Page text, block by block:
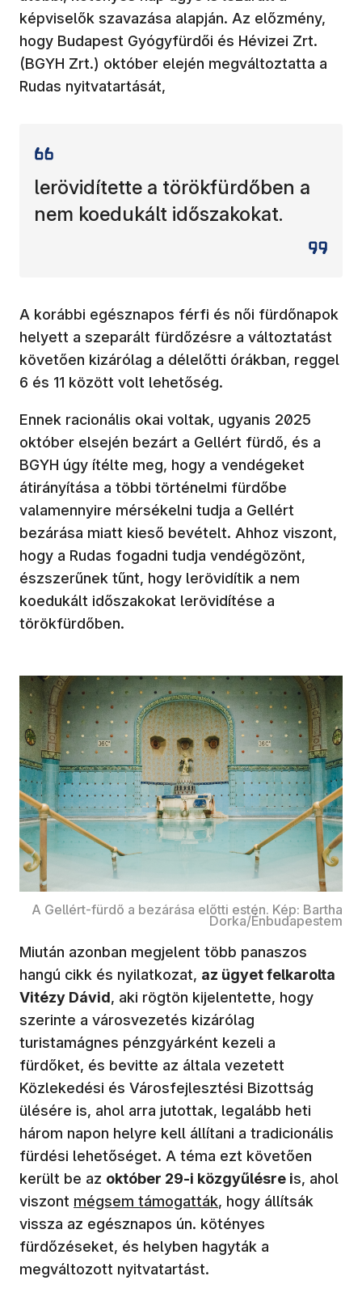
képviselők szavazása alapján. Az előzmény,
hogy Budapest Gyógyfürdői és Hévizei Zrt.
(BGYH Zrt.) október elején megváltoztatta a
Rudas nyitvatartását,
lerövidítette a törökfürdőben a
nem koedukált időszakokat.
A korábbi egésznapos férfi és női fürdőnapok
helyett a szeparált fürdőzésre a változtatást
követően kizárólag a délelőtti órákban, reggel
6 és 11 között volt lehetőség.
Ennek racionális okai voltak, ugyanis 2025
október elsején bezárt a Gellért fürdő, és a
BGYH úgy ítélte meg, hogy a vendégeket
átirányítása a többi történelmi fürdőbe
valamennyire mérsékelni tudja a Gellért
bezárása miatt kieső bevételt. Ahhoz viszont,
hogy a Rudas fogadni tudja vendégözönt,
észszerűnek tűnt, hogy lerövidítik a nem
koedukált időszakokat lerövidítése a
törökfürdőben.
A Gellért-fürdő a bezárása előtti estén. Kép: Bartha
Dorka/Énbudapestem
Miután azonban megjelent több panaszos
hangú cikk és nyilatkozat, az ügyet felkarolta
Vitézy Dávid, aki rögtön kijelentette, hogy
szerinte a városvezetés kizárólag
turistamágnes pénzgyárként kezeli a
fürdőket, és bevitte az általa vezetett
Közlekedési és Városfejlesztési Bizottság
ülésére is, ahol arra jutottak, legalább heti
három napon helyre kell állítani a tradicionális
fürdési lehetőséget. A téma ezt követően
került be az október 29-i közgyűlésre is, ahol
viszont (új ablakban nyílik meg)
mégsem támogatták, hogy állítsák
vissza az egésznapos ún. kötényes
fürdőzéseket, és helyben hagyták a
megváltozott nyitvatartást.